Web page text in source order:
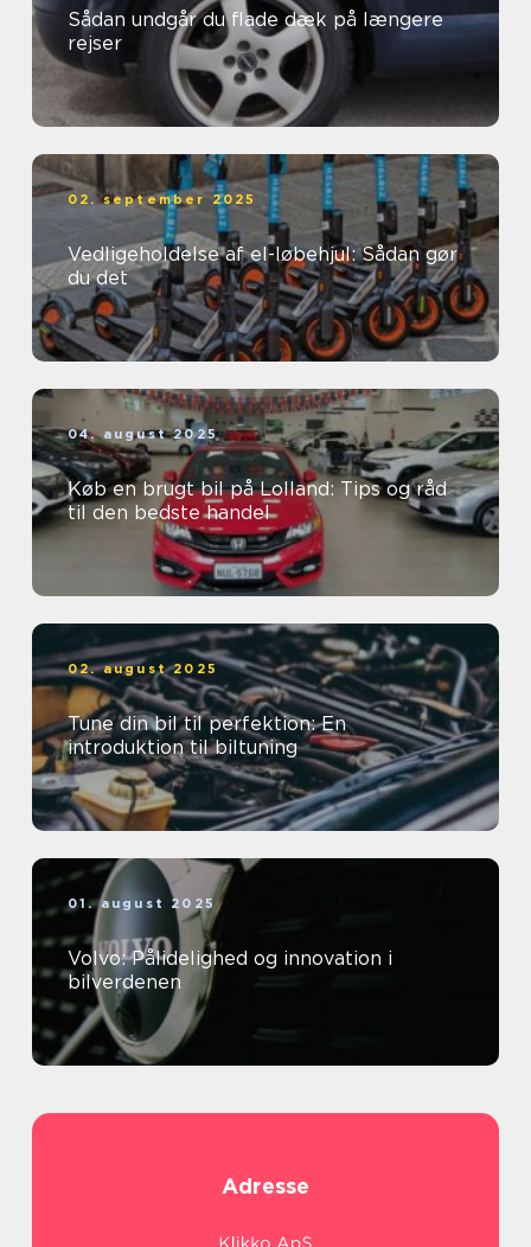
Sådan undgår du flade dæk på længere
rejser
02. september 2025
Vedligeholdelse af el-løbehjul: Sådan gør
du det
04. august 2025
Køb en brugt bil på Lolland: Tips og råd
til den bedste handel
02. august 2025
Tune din bil til perfektion: En
introduktion til biltuning
01. august 2025
Volvo: Pålidelighed og innovation i
bilverdenen
Adresse